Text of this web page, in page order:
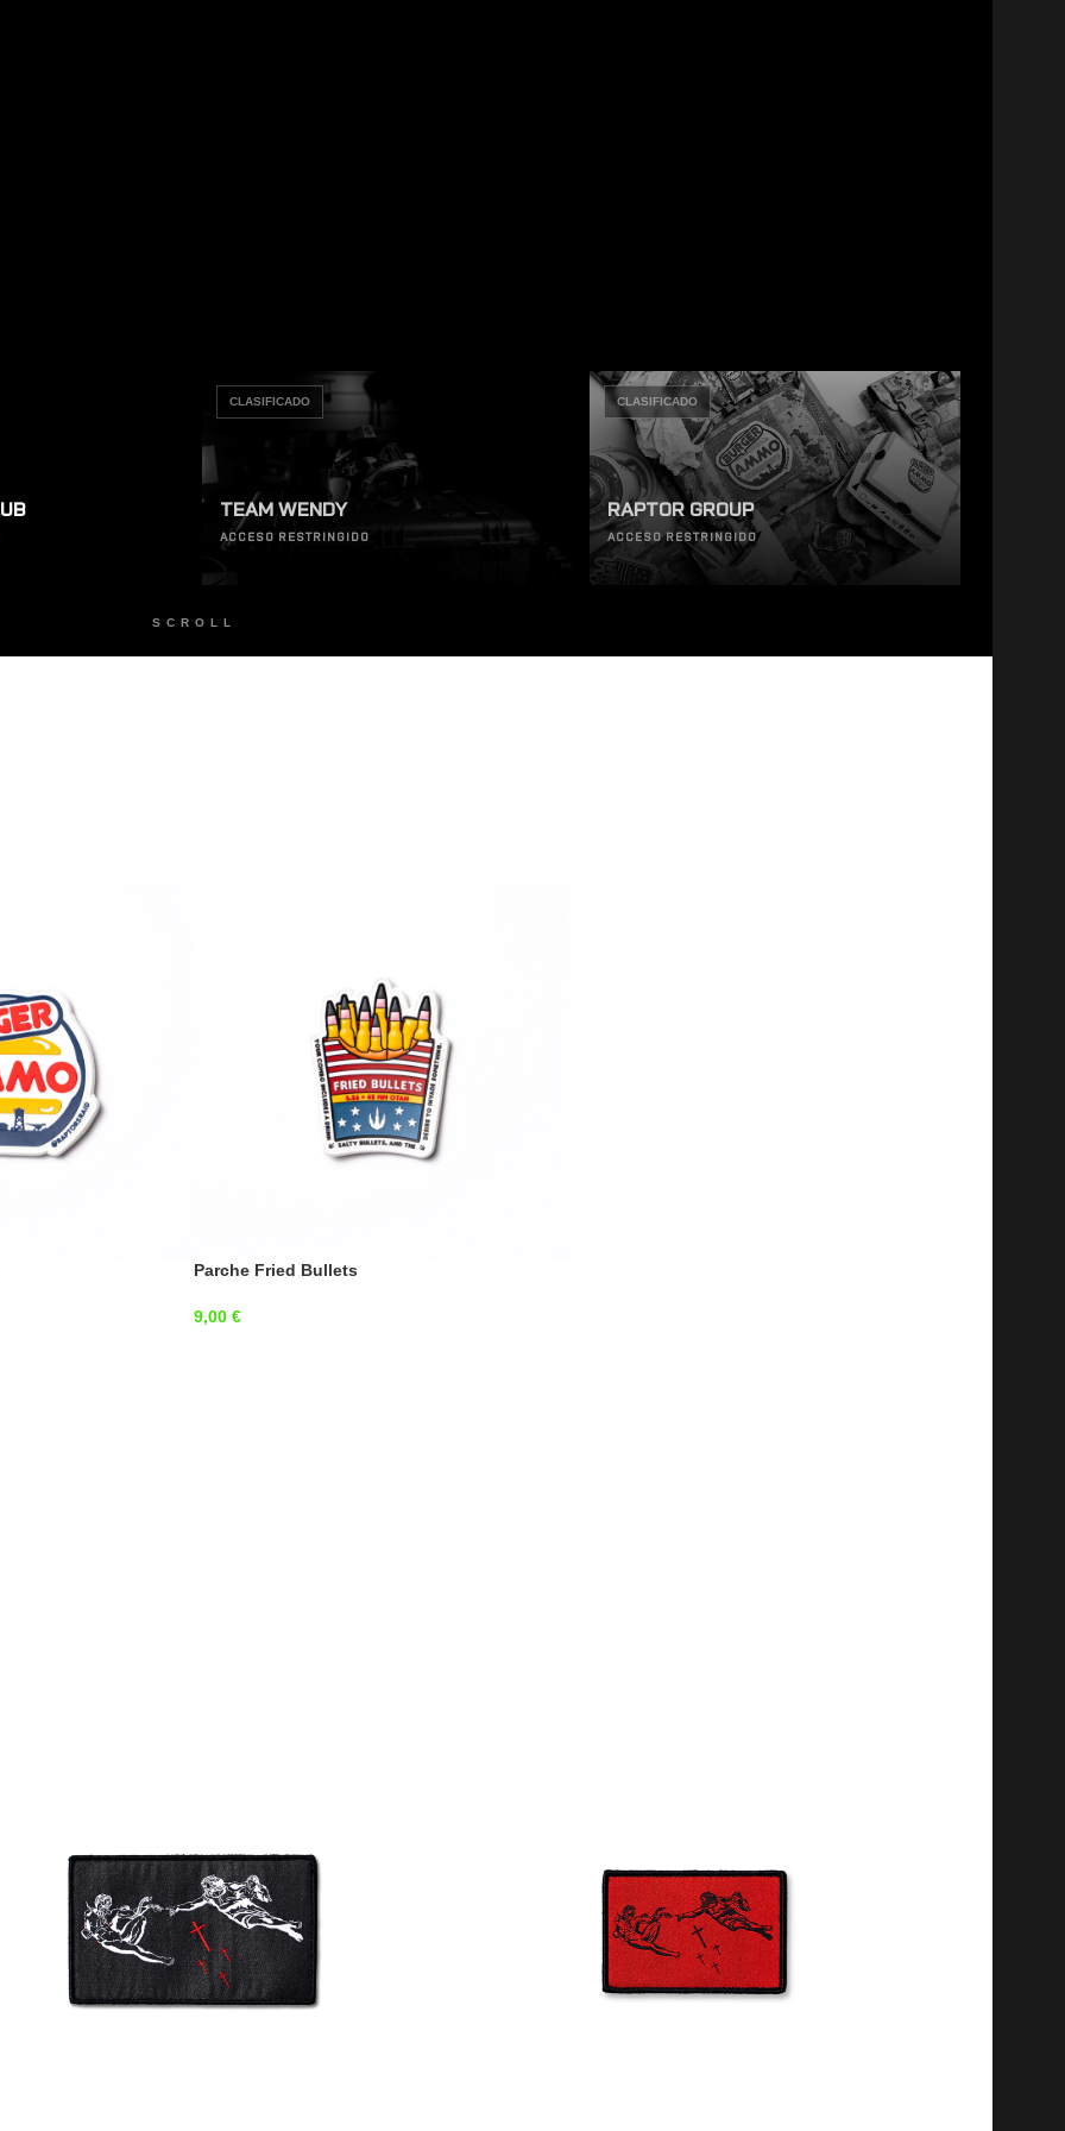
CLASIFICADO
TEAM WENDY
ACCESO RESTRINGIDO
CLASIFICADO
RAPTOR GROUP
ACCESO RESTRINGIDO
SCROLL
Parche Fried Bullets
9,00 €